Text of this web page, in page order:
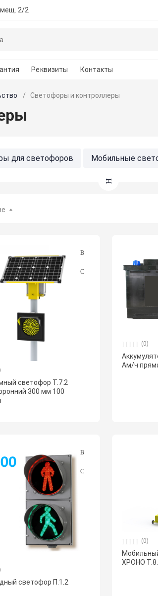
2/2
Реквизиты Контакты
Светофоры и контроллеры
для светофоров Мобильные
светофор Т.7.2
300 мм 100
(0)
Ам/ч
светофор П.1.2
(0)
ХРОНО